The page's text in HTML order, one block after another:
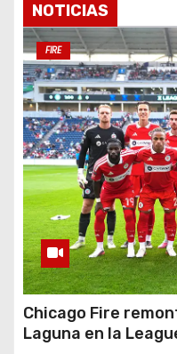
NOTICIAS
FIRE
Chicago Fire
Laguna en la